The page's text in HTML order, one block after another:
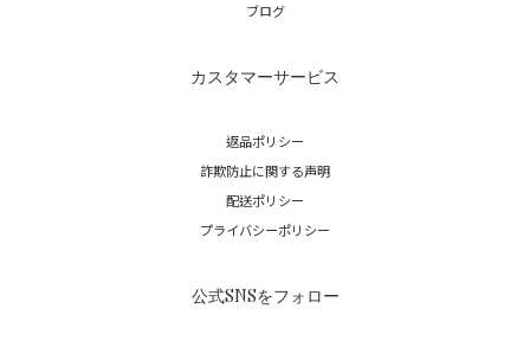
ブログ
カスタマーサービス
返品ポリシー
詐欺防止に関する声明
配送ポリシー
プライバシーポリシー
公式SNSをフォロー